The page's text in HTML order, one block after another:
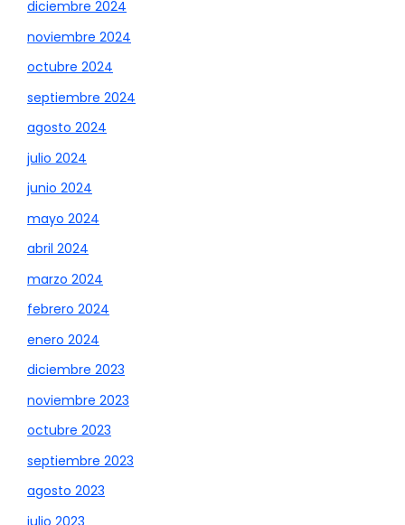
diciembre 2024
noviembre 2024
octubre 2024
septiembre 2024
agosto 2024
julio 2024
junio 2024
mayo 2024
abril 2024
marzo 2024
febrero 2024
enero 2024
diciembre 2023
noviembre 2023
octubre 2023
septiembre 2023
agosto 2023
julio 2023